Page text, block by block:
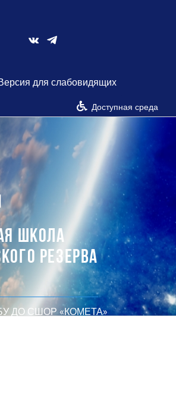
Vk
для слабовидящих
Доступная среда
ШКОЛА
РЕЗЕРВА
ДО СШОР «КОМЕТА»